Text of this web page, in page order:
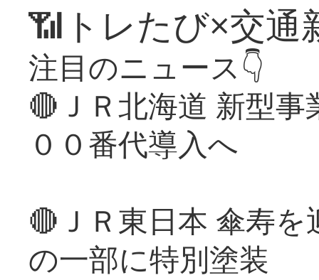
📶トレたび×交通
注目のニュース👇
🔴ＪＲ北海道 新型
００番代導入へ
🔴ＪＲ東日本 傘寿
の一部に特別塗装